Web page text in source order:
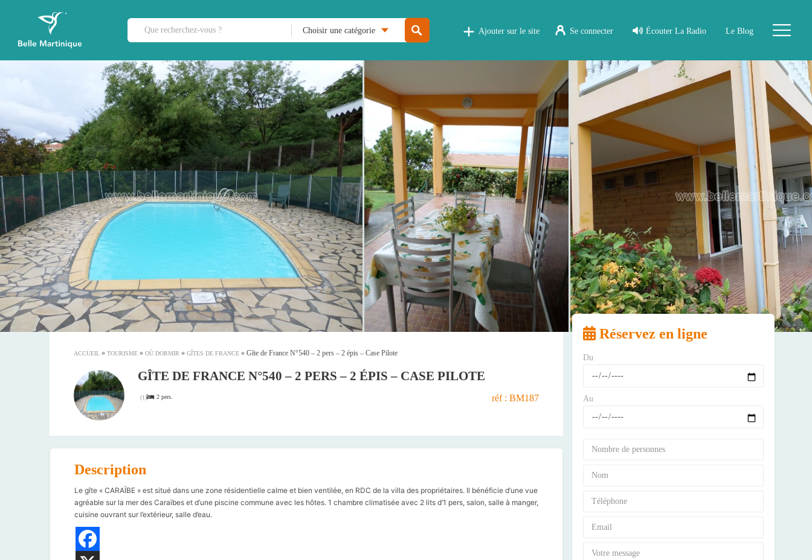
Choisir une catégorie Ajouter sur le site Se connecter Écouter La Radio Le Blog
ACCUEIL » TOURISME » OÙ DORMIR » GÎTES DE FRANCE » Gîte de France N°540 – 2 pers – 2 épis – Case Pilote
GÎTE DE FRANCE N°540 – 2 PERS – 2 ÉPIS – CASE PILOTE
(1) 2 pers. réf : BM187
Description
Le gîte « CARAÏBE » est situé dans une zone résidentielle calme et bien ventilée, en RDC de la villa des propriétaires. Il bénéficie d’une vue
agréable sur la mer des Caraïbes et d’une piscine commune avec les hôtes. 1 chambre climatisée avec 2 lits d’1 pers, salon, salle à manger,
cuisine ouvrant sur l’extérieur, salle d’eau.
Réservez en ligne
Du
Au